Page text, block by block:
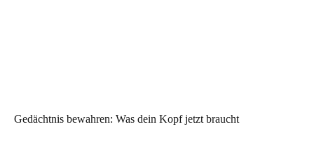
Gedächtnis bewahren: Was dein Kopf jetzt braucht